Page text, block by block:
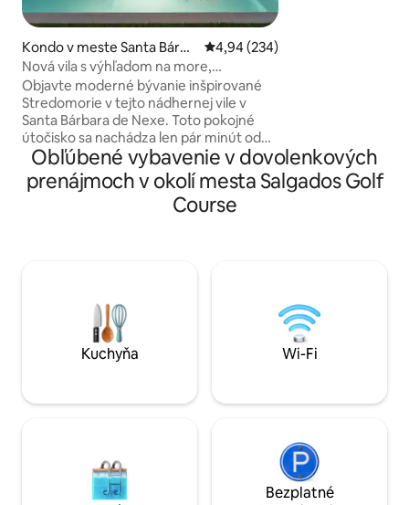
Kondo v meste Santa Bárba
ra de Nexe
Priemerné ohodnotenie 4,94 z
4,94 (234)
Nová vila s výhľadom na more,
vyhrievaný bazén, strešné vírivky
Objavte moderné bývanie inšpirované
Stredomorie v tejto nádhernej vile v
Santa Bárbara de Nexe. Toto pokojné
útočisko sa nachádza len pár minút od
letiska Faro a Almancilu a ponúka
vyhrievaný bazén, strešnú vírivku,
bezproblémové vnútorné a vonkajšie
bývanie, vonkajšiu kuchyňu a elegantné
ihriská, nákupy a reštaurácie. Pošlite
nám správu!
navrhnutý
vybavenie a
pohodlný pobyt.
Obľúbené vybavenie v dovolenkových
prenájmoch v okolí mesta Salgados Golf
Course
Kuchyňa Wi-Fi
Bezplatné